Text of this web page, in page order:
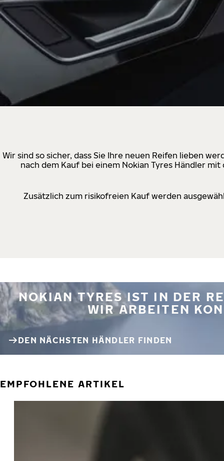
Wir sind so sicher, dass Sie Ihre neuen Reifen lieben
nach dem Kauf bei einem Nokian Tyres Händler
Zusätzlich zum risikofreien Kauf werden
NOKIAN TYRES IST IN DER
WIR ARBEITEN
DEN NÄCHSTEN HÄNDLER FINDEN
EMPFOHLENE ARTIKEL